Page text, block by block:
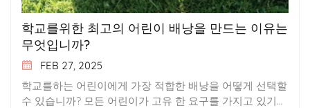
학교를위한 최고의 어린이 배낭을 만드는 이유는
무엇입니까?
FEB 27, 2025
학교를하는 어린이에게 가장 적합한 배낭을 어떻게 선택할
수 있습니까? 모든 어린이가 고유 한 요구를 가지고 있기